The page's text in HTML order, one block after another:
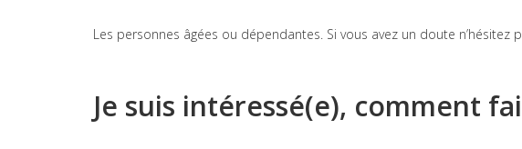
Les personnes âgées ou dépendantes. Si vous avez un doute n’hésitez
Je suis intéressé(e), comment